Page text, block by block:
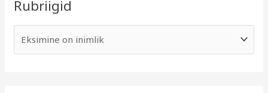
Rubriigid